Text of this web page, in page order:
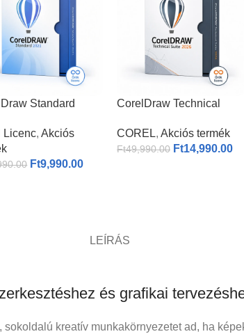
Standard
Licenc, Akciós
Ft9,990.00
CorelDraw Technical
COREL, Akciós termék
Ft49,990.00 Ft14,990.00
LEÍRÁS
és grafikai
kreatív munkakörnyezetet ad, ha